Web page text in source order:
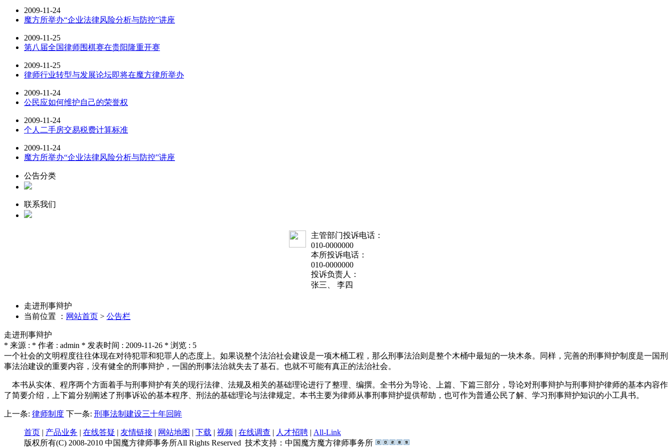
2009-11-24
魔方所举办“企业法律风险分析与防控”讲座
2009-11-25
第八届全国律师围棋赛在贵阳隆重开赛
2009-11-25
律师行业转型与发展论坛即将在魔方律所举办
2009-11-24
公民应如何维护自己的荣誉权
2009-11-24
个人二手房交易税费计算标准
2009-11-24
魔方所举办“企业法律风险分析与防控”讲座
公告分类
联系我们
主管部门投诉电话：
010-0000000
本所投诉电话：
010-0000000
投诉负责人：
张三、 李四
走进刑事辩护
当前位置 ： 网站首页 > 公告栏
走进刑事辩护
* 来源 : * 作者 : admin * 发表时间 : 2009-11-26 * 浏览 : 5
一个社会的文明程度往往体现在对待犯罪和犯罪人的态度上。如果说整个法治社会建设是一项木桶工程，那么刑事法治则是整个木桶中最短的一块木条。同样，完善的刑事辩护制度是一国刑
事法治建设的重要内容，没有健全的刑事辩护，一国的刑事法治就失去了基石。也就不可能有真正的法治社会。
本书从实体、程序两个方面着手与刑事辩护有关的现行法律、法规及相关的基础理论进行了整理、编撰。全书分为导论、上篇、下篇三部分，导论对刑事辩护与刑事辩护律师的基本内容作
了简要介绍，上下篇分别阐述了刑事诉讼的基本程序、刑法的基础理论与法律规定。本书主要为律师从事刑事辩护提供帮助，也可作为普通公民了解、学习刑事辩护知识的小工具书。
上一条: 律师制度 下一条: 刑事法制建设三十年回眸
首页 | 产品业务 | 在线答疑 | 友情链接 | 网站地图 | 下载 | 视频 | 在线调查 | 人才招聘 | All-Link
版权所有(C) 2008-2010 中国魔方律师事务所All Rights Reserved 技术支持： 中国魔方魔方律师事务所